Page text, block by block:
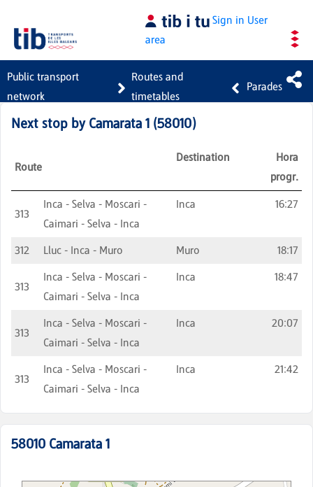
Sign in User
area
Public transport
network
Routes and
timetables
Parades
Next stop by Camarata 1 (58010)
Route
Destination
Hora
progr.
313
Inca - Selva - Moscari -
Caimari - Selva - Inca
Inca 16:27
312 Lluc - Inca - Muro Muro 18:17
313
Inca - Selva - Moscari -
Caimari - Selva - Inca
Inca 18:47
313
Inca - Selva - Moscari -
Caimari - Selva - Inca
Inca 20:07
313
Inca - Selva - Moscari -
Caimari - Selva - Inca
Inca 21:42
58010 Camarata 1